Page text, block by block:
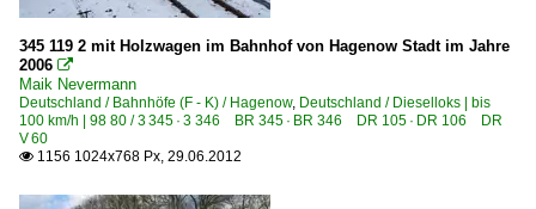
345 119 2 mit Holzwagen im Bahnhof von Hagenow Stadt im Jahre
2006 
Maik Nevermann
Deutschland / Bahnhöfe (F - K) / Hagenow, Deutschland / Dieselloks | bis
100 km/h | 98 80 / 3 345 · 3 346 BR 345 · BR 346 DR 105 · DR 106 DR
V 60
 1156 1024x768 Px, 29.06.2012